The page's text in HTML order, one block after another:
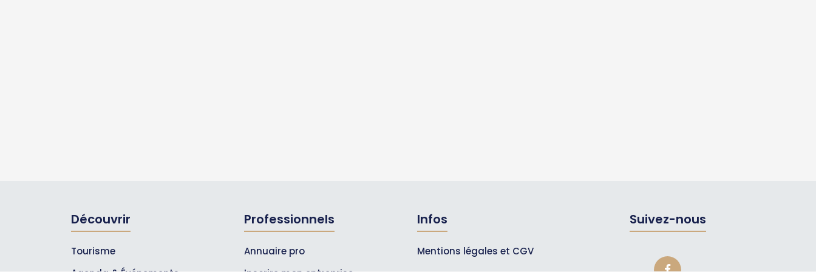
Découvrir
Tourisme
Professionnels
Annuaire pro
Infos
Mentions légales et CGV
Suivez-nous